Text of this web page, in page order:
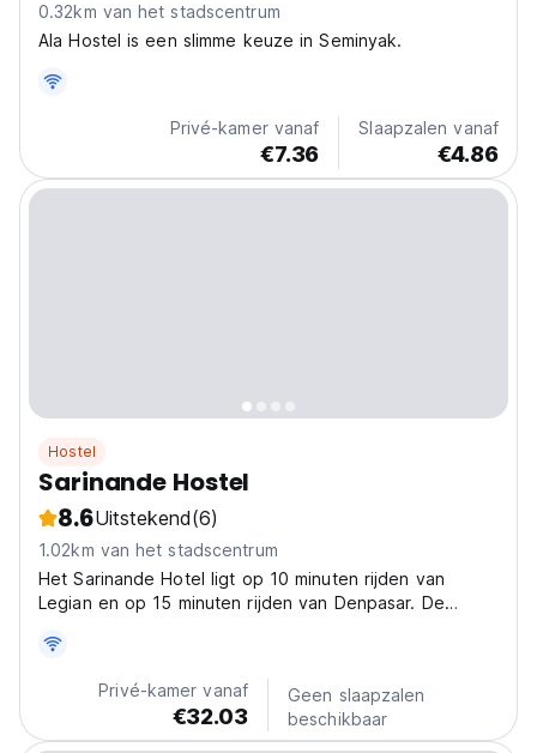
0.32km van het stadscentrum
Ala Hostel is een slimme keuze in Seminyak.
Privé-kamer vanaf
€7.36
Slaapzalen vanaf
€4.86
Hostel
Sarinande Hostel
8.6Uitstekend(6)
1.02km van het stadscentrum
Het Sarinande Hotel ligt op 10 minuten rijden van
Legian en op 15 minuten rijden van Denpasar. De
rijden.
Privé-kamer vanaf
€32.03
Geen slaapzalen
beschikbaar